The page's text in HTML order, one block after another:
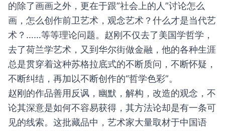
的除了画画之外，更在于跟”社会上的人”讨论怎么
画，怎么创作前卫艺术，观念艺术？什么才是当代艺
术？……等等理论问题。赵刚不仅去了美国学哲学，
去了荷兰学艺术，又到华尔街做金融，他的各种生涯
总是贯穿着这种苏格拉底式的不断质问，不断怀疑，
不断纠结，再加以不断创作的“哲学色彩”。
赵刚的作品善用反讽，幽默，解构，改造的观念，不
论其深意是如何不容易获得，其方法论却是有一条可
见的线索。这批藏品中，艺术家大量取材于中国语